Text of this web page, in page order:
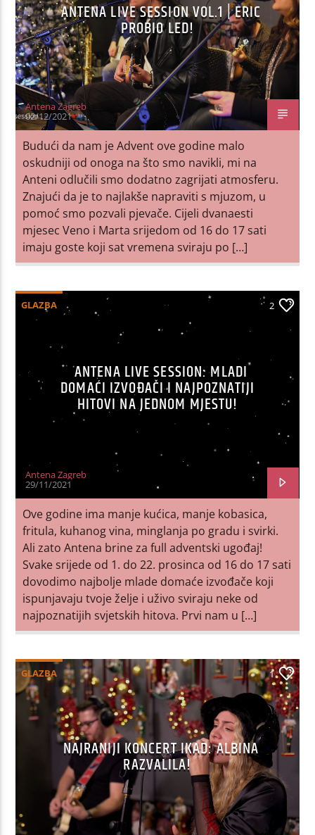
ANTENA LIVE SESSION VOL.1 | ERIC
PROBIO LED!
Antena Zagreb
02/12/2021
Budući da nam je Advent ove godine malo
oskudniji od onoga na što smo navikli, mi na
Anteni odlučili smo dodatno zagrijati atmosferu.
Znajući da je to najlakše napraviti s mjuzom, u
pomoć smo pozvali pjevače. Cijeli dvanaesti
mjesec Veno i Marta srijedom od 16 do 17 sati
imaju goste koji sat vremena sviraju po […]
GLAZBA 2
ANTENA LIVE SESSION: MLADI
DOMAĆI IZVOĐAČI I NAJPOZNATIJI
HITOVI NA JEDNOM MJESTU!
Antena Zagreb
29/11/2021
Ove godine ima manje kućica, manje kobasica,
fritula, kuhanog vina, minglanja po gradu i svirki.
Ali zato Antena brine za full adventski ugođaj!
Svake srijede od 1. do 22. prosinca od 16 do 17 sati
dovodimo najbolje mlade domaće izvođače koji
ispunjavaju tvoje želje i uživo sviraju neke od
najpoznatijih svjetskih hitova. Prvi nam u […]
GLAZBA 1
NAJRANIJI KONCERT IKAD: ALBINA
RAZVALILA!